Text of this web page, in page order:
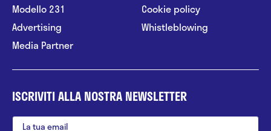
Modello 231
Advertising
Media Partner
Cookie policy
Whistleblowing
ISCRIVITI ALLA NOSTRA NEWSLETTER